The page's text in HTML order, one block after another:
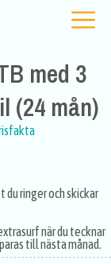
med 3
(24 mån)
ringer och skickar
när du tecknar
till nästa månad.